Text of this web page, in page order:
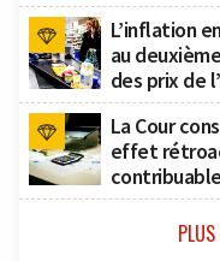
L’inflation
au
des prix de
La Cour
effet